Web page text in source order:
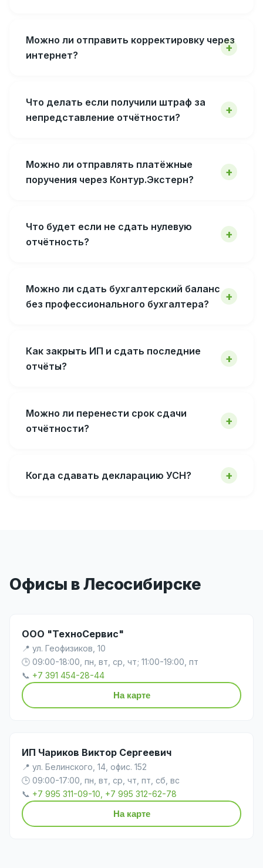
Можно ли отправить корректировку через
интернет?
Что делать если получили штраф за
непредставление отчётности?
Можно ли отправлять платёжные
поручения через Контур.Экстерн?
Что будет если не сдать нулевую
отчётность?
Можно ли сдать бухгалтерский баланс
без профессионального бухгалтера?
Как закрыть ИП и сдать последние
отчёты?
Можно ли перенести срок сдачи
отчётности?
Когда сдавать декларацию УСН?
Офисы в Лесосибирске
ООО "ТехноСервис"
📍 ул. Геофизиков, 10
🕒 09:00-18:00, пн, вт, ср, чт; 11:00-19:00, пт
📞 +7 391 454-28-44
На карте
ИП Чариков Виктор Сергеевич
📍 ул. Белинского, 14, офис. 152
🕒 09:00-17:00, пн, вт, ср, чт, пт, сб, вс
📞 +7 995 311-09-10, +7 995 312-62-78
На карте